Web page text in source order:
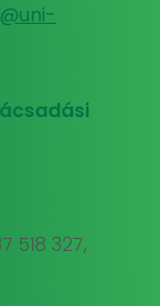
518 327,